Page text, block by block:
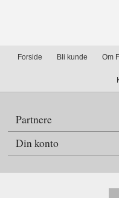
Forside Bli kunde Om
Partnere
Din konto